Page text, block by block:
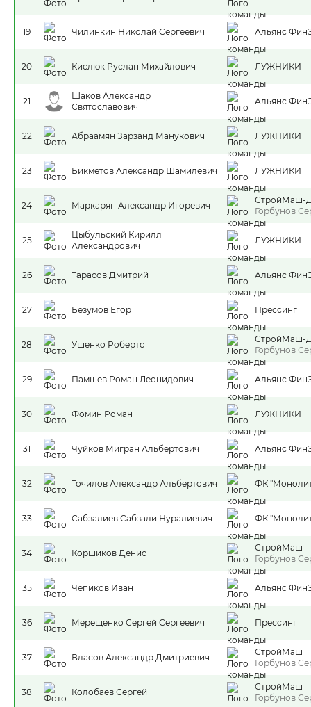
19 Чилинкин Николай Сергеевич Альянс
20 Кислюк Руслан Михайлович ЛУЖНИКИ
21
Шаков Александр
Святославович
Альянс
22 Абраамян Зарзанд Манукович ЛУЖНИКИ
23 Бикметов Александр Шамилевич ЛУЖНИКИ
24 Маркарян Александр Игоревич
СтройМаш-
Горбунов
25
Цыбульский Кирилл
Александрович
ЛУЖНИКИ
26 Тарасов Дмитрий Альянс
27 Безумов Егор Прессинг
28 Ушенко Роберто
СтройМаш-
Горбунов
29 Памшев Роман Леонидович Альянс
30 Фомин Роман ЛУЖНИКИ
31 Чуйков Мигран Альбертович Альянс
32 Точилов Александр Альбертович ФК
33 Сабзалиев Сабзали Нуралиевич ФК
34 Коршиков Денис
СтройМаш
Горбунов
35 Чепиков Иван Альянс
36 Мерещенко Сергей Сергеевич Прессинг
37 Власов Александр Дмитриевич
СтройМаш
Горбунов
38 Колобаев Сергей
СтройМаш
Горбунов